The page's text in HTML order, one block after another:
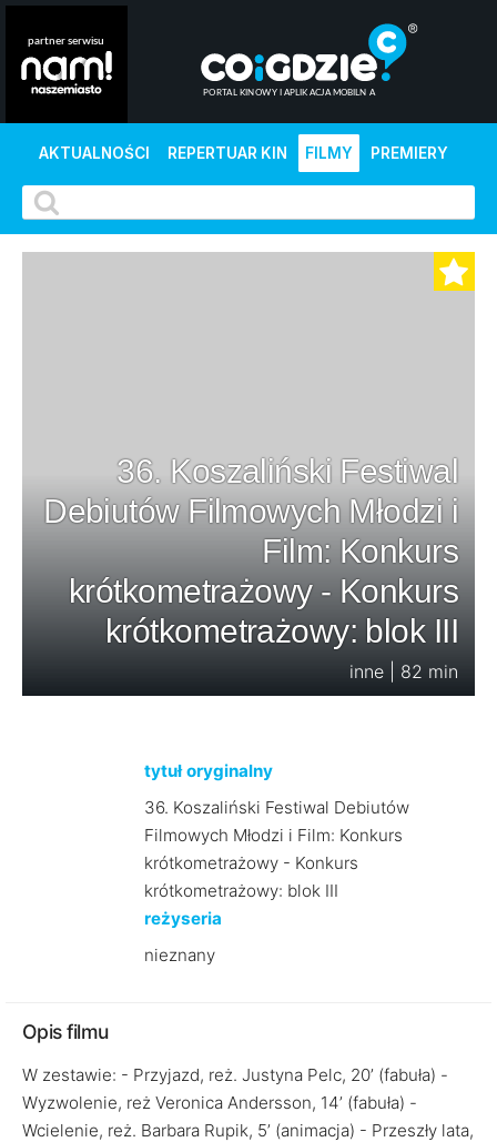
AKTUALNOŚCI REPERTUAR KIN FILMY PREMIERY
36. Koszaliński Festiwal
Debiutów Filmowych Młodzi i
Film: Konkurs
krótkometrażowy - Konkurs
krótkometrażowy: blok III
inne | 82 min
tytuł oryginalny
36. Koszaliński Festiwal Debiutów
Filmowych Młodzi i Film: Konkurs
krótkometrażowy - Konkurs
krótkometrażowy: blok III
reżyseria
nieznany
Opis filmu
W zestawie: - Przyjazd, reż. Justyna Pelc, 20’ (fabuła) -
Wyzwolenie, reż Veronica Andersson, 14’ (fabuła) -
Wcielenie, reż. Barbara Rupik, 5’ (animacja) - Przeszły lata,